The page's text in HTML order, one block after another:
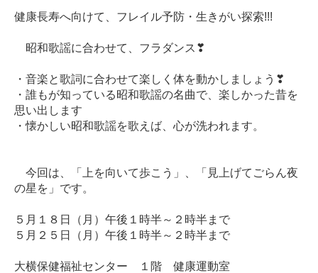
健康長寿へ向けて、フレイル予防・生きがい探索!!!
昭和歌謡に合わせて、フラダンス❣
・音楽と歌詞に合わせて楽しく体を動かしましょう❣
・誰もが知っている昭和歌謡の名曲で、楽しかった昔を
思い出します
・懐かしい昭和歌謡を歌えば、心が洗われます。
今回は、「上を向いて歩こう」、「見上げてごらん夜
の星を」です。
５月１８日（月）午後１時半～２時半まで
５月２５日（月）午後１時半～２時半まで
大横保健福祉センター １階 健康運動室